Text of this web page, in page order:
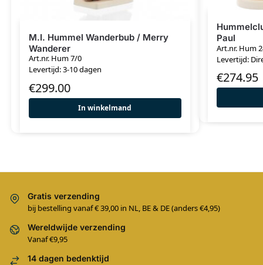
M.I. Hummel Wanderbub / Merry
Wanderer
Art.nr. Hum 7/0
Levertijd: 3-10 dagen
€299.00
In winkelmand
Paul
Art.nr. Hum
Levertijd:
€274.95
Gratis verzending
bij bestelling vanaf € 39,00 in NL, BE & DE (anders €4,95)
Wereldwijde verzending
Vanaf €9,95
14 dagen bedenktijd